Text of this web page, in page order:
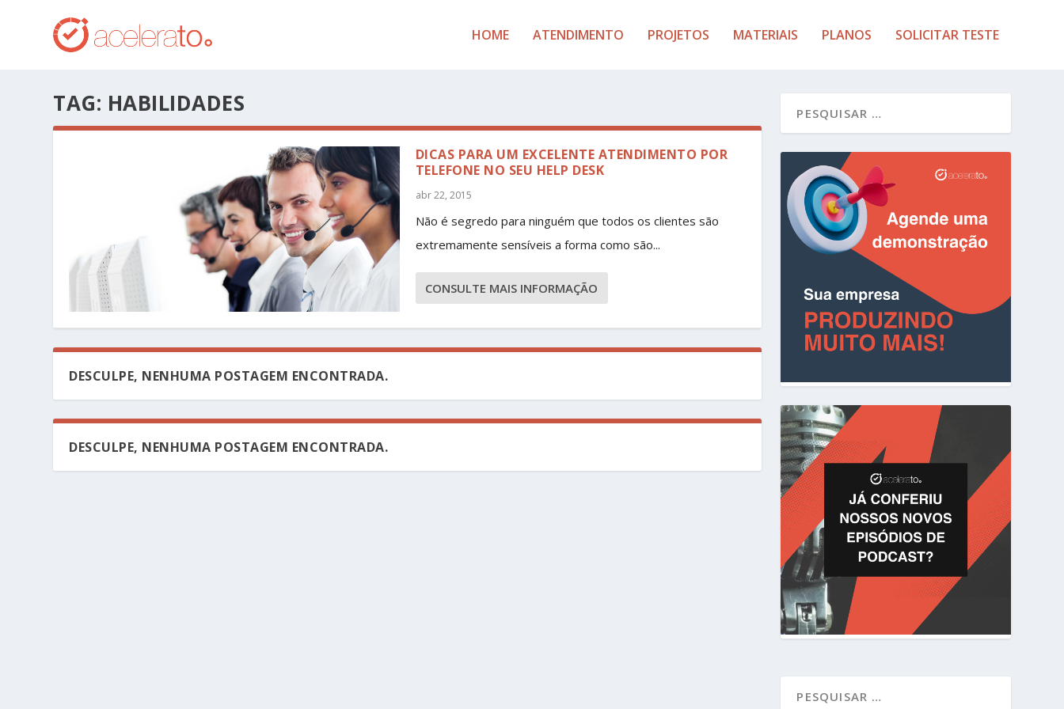
HOME ATENDIMENTO PROJETOS MATERIAIS PLANOS SOLICITAR TESTE
TAG: HABILIDADES
DICAS PARA UM EXCELENTE ATENDIMENTO POR
TELEFONE NO SEU HELP DESK
abr 22, 2015
Não é segredo para ninguém que todos os clientes são
extremamente sensíveis a forma como são...
CONSULTE MAIS INFORMAÇÃO
DESCULPE, NENHUMA POSTAGEM ENCONTRADA.
DESCULPE, NENHUMA POSTAGEM ENCONTRADA.